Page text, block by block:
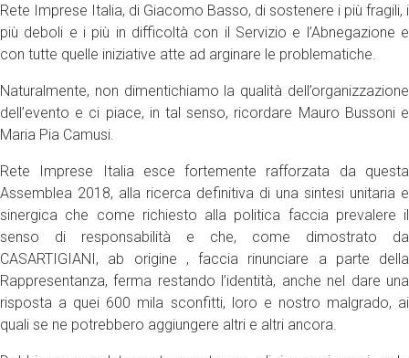
Rete Imprese Italia, di Giacomo Basso, di sostenere i più fragili, i
più deboli e i più in difficoltà con il Servizio e l’Abnegazione e
con tutte quelle iniziative atte ad arginare le problematiche.
Naturalmente, non dimentichiamo la qualità dell’organizzazione
dell’evento e ci piace, in tal senso, ricordare Mauro Bussoni e
Maria Pia Camusi.
Rete Imprese Italia esce fortemente rafforzata da questa
Assemblea 2018, alla ricerca definitiva di una sintesi unitaria e
sinergica che come richiesto alla politica faccia prevalere il
senso di responsabilità e che, come dimostrato da
CASARTIGIANI, ab origine , faccia rinunciare a parte della
Rappresentanza, ferma restando l’identità, anche nel dare una
risposta a quei 600 mila sconfitti, loro e nostro malgrado, ai
quali se ne potrebbero aggiungere altri e altri ancora.